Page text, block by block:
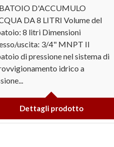
D'ACCUMULO
DA 8 LITRI Volume del
8 litri Dimensioni
uscita: 3/4" MNPT Il
di pressione nel sistema di
idrico a
Dettagli prodotto